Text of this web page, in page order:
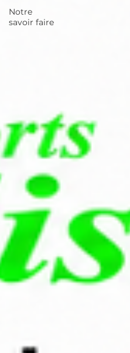
Notre
savoir faire